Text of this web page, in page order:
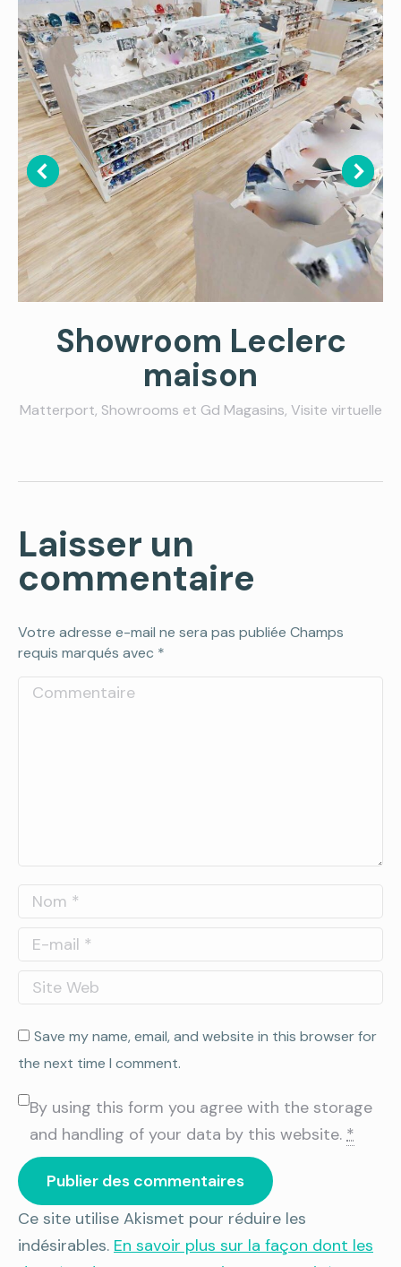
Showroom Leclerc
maison
Matterport, Showrooms et Gd Magasins, Visite virtuelle
Laisser un
commentaire
Votre adresse e-mail ne sera pas publiée Champs
requis marqués avec *
Commentaire
Nom *
E-mail *
Site Web
Save my name, email, and website in this browser for
the next time I comment.
By using this form you agree with the storage
and handling of your data by this website. *
Publier des commentaires
Ce site utilise Akismet pour réduire les
indésirables. En savoir plus sur la façon dont les